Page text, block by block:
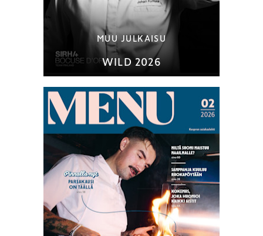
MUU JULKAISU
WILD 2026